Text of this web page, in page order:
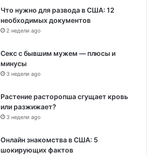
Что нужно для развода в США: 12
необходимых документов
2 недели ago
Секс с бывшим мужем — плюсы и
минусы
3 недели ago
Растение расторопша сгущает кровь
или разжижает?
3 недели ago
Онлайн знакомства в США: 5
шокирующих фактов